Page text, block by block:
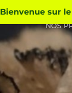
Bienvenue sur
NOS